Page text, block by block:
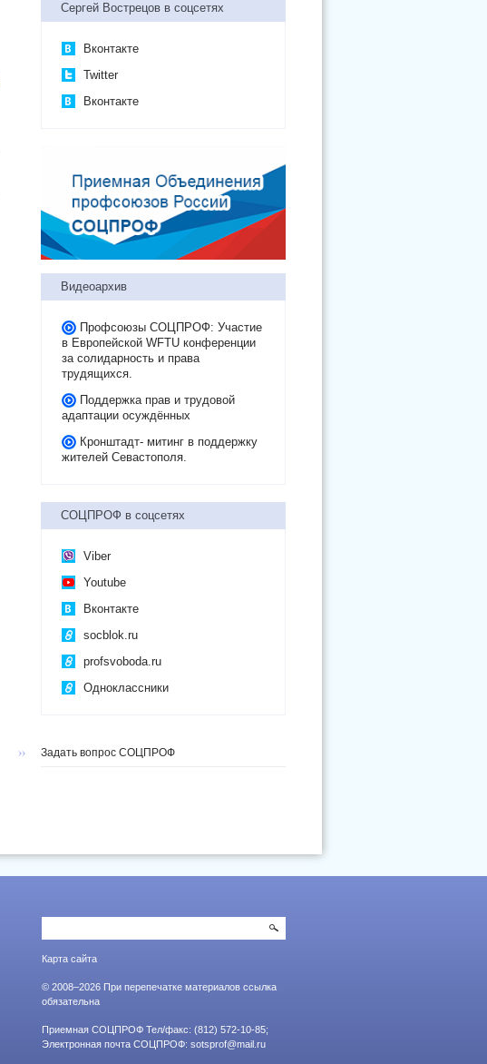
Сергей Вострецов в соцсетях
Вконтакте
Twitter
Вконтакте
Видеоархив
Профсоюзы СОЦПРОФ: Участие
в Европейской WFTU конференции
за солидарность и права
трудящихся.
Поддержка прав и трудовой
адаптации осуждённых
Кронштадт- митинг в поддержку
жителей Севастополя.
СОЦПРОФ в соцсетях
Viber
Youtube
Вконтакте
socblok.ru
profsvoboda.ru
Одноклассники
Задать вопрос СОЦПРОФ
Карта сайта
© 2008–2026 При перепечатке материалов ссылка
обязательна
Приемная СОЦПРОФ Тел/факс: (812) 572-10-85;
Электронная почта СОЦПРОФ: sotsprof@mail.ru